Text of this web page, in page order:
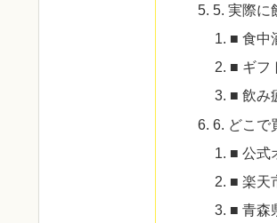
5. 実際に
■ 食中
■ ギフ
■ 飲み
6. どこで
■ 公式
■ 楽天
■ 青森